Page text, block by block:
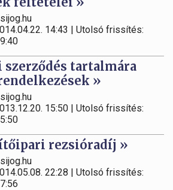
14:43 | Utolsó frissítés:
tartalmára
»
15:50 | Utolsó frissítés:
rezsióradíj »
22:28 | Utolsó frissítés: